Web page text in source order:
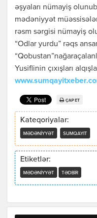
əşyaları nümayiş
mədəniyyət
rəsm sərgisi nümayiş
“Odlar yurdu” rəqs
Yusiflinin çıxışları
ÇAP ET
Kateqoriyalar:
MƏDƏNIYYƏT SUMQAYIT
Etiketlər:
MƏDƏNIYYƏT TƏDBIR